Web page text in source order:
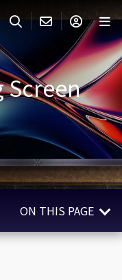
わせ
ト
セスする。
Screen
ON THIS PAGE
Overview